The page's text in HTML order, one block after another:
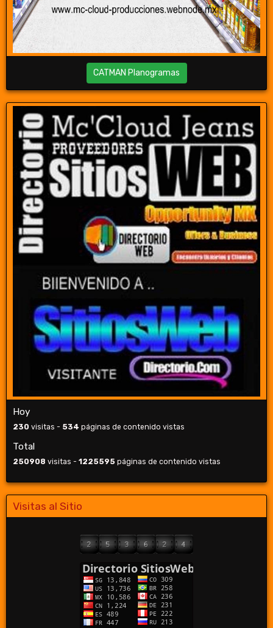
CATMAN Planogramas
Hoy
230 visitas - 534 páginas de contenido vistas
Total
250908 visitas - 1225595 páginas de contenido vistas
Visitas al Sitio